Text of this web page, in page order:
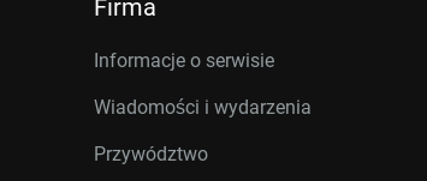
Firma
Informacje o serwisie
Wiadomości i wydarzenia
Przywództwo